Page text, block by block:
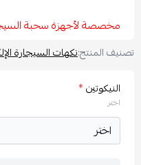
لأجهزة سحبة السيجارة (
المنتج:نكهات السيجارة الإلكترونية
*